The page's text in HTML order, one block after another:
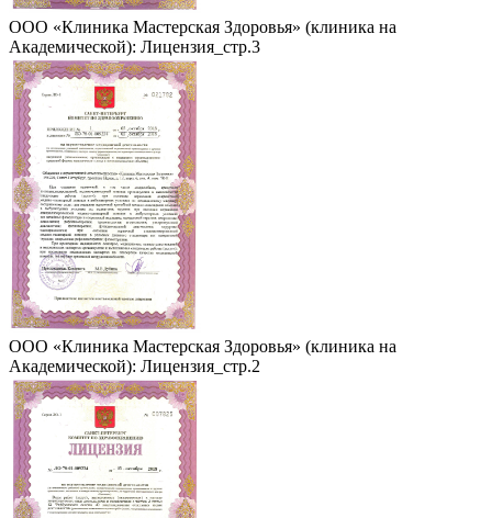
ООО «Клиника Мастерская Здоровья» (клиника на
Академической): Лицензия_стр.3
ООО «Клиника Мастерская Здоровья» (клиника на
Академической): Лицензия_стр.2